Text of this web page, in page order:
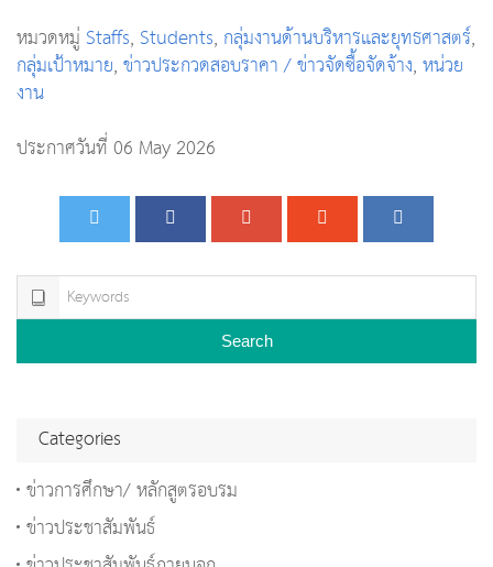
หมวดหมู่Staffs,Students, กลุ่มงานด้านบริหารและยุทธศาสตร์,
กลุ่มเป้าหมาย,ข่าวประกวดสอบราคา / ข่าวจัดซื้อจัดจ้าง,หน่วย
งาน
ประกาศวันที่ 06 May 2026
Search
Categories
ข่าวการศึกษา/ หลักสูตรอบรม
ข่าวประชาสัมพันธ์